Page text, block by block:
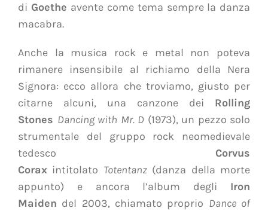
di Goethe avente come tema sempre la danza
macabra.
Anche la musica rock e metal non poteva
rimanere insensibile al richiamo della Nera
Signora: ecco allora che troviamo, giusto per
citarne alcuni, una canzone dei Rolling
Stones Dancing with Mr. D (1973), un pezzo solo
strumentale del gruppo rock neomedievale
tedesco Corvus
Coraxintitolato Totentanz(danza della morte
appunto) e ancora l’album degli Iron
Maiden del 2003, chiamato proprio Dance of